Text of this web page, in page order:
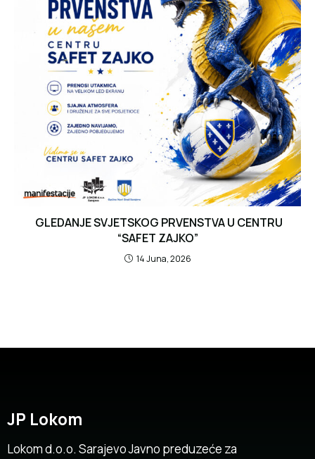
GLEDANJE SVJETSKOG PRVENSTVA U CENTRU
“SAFET ZAJKO”
14 Juna, 2026
JP Lokom
Lokom d.o.o. Sarajevo Javno preduzeće za